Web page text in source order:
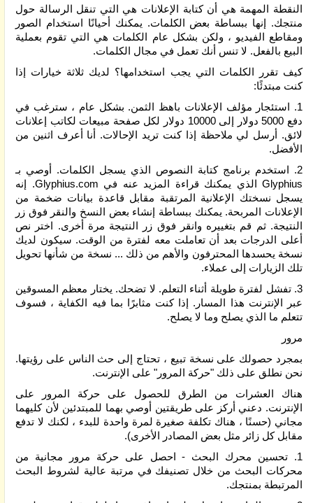
النقطة المهمة هي أن كتابة الإعلانات هي التي تنقل الرسالة حول
منتجك. إنها ببساطة بعض الكلمات. يمكنك أحيانًا استخدام الصور
ومقاطع الفيديو ، ولكن بشكل عام الكلمات هي التي تقوم بعملية
البيع بالفعل. لا تنس أنك تعمل في مجال الكلمات.
كيف تقرر الكلمات التي يجب استخدامها؟ لديك ثلاثة خيارات إذا
كنت مبتدئًا:
1. استئجار مؤلف الإعلانات باهظ الثمن. بشكل عام ، سترغب في
دفع 5000 دولار إلى 10000 دولار لكل صفحة مبيعات لكاتب إعلانات
لائق. أرسل لي ملاحظة إذا كنت تريد الإحالات. أنا أعرف اثنين من
الأفضل.
2. استخدم برنامج كتابة النصوص الذي يسجل الكلمات. أوصي بـ
Glyphius الذي يمكنك قراءة المزيد عنه في Glyphius.com. إنه
يسجل نسختك الإعلانية المرتقبة مقابل قاعدة بيانات ضخمة من
الإعلانات المربحة. يمكنك ببساطة إنشاء بعض النسخ والنقر فوق زر
النتيجة. ثم قم بتغييره وانقر فوق زر النتيجة مرة أخرى. اختر نص
أعلى الدرجات بعد أن تعاملت معه لفترة من الوقت. سيكون لديك
نسخة يحسدها المحترفون والأهم من ذلك ... نسخة من شأنها تحويل
تلك الزيارات إلى عملاء.
3. تفشل لفترة طويلة أثناء التعلم. لا تضحك. يختار معظم المسوقين
عبر الإنترنت هذا المسار. إذا كنت مثابرًا بما فيه الكفاية ، فسوف
تتعلم ما الذي يصلح وما لا يصلح.
مرور
بمجرد حصولك على نسخة تبيع ، تحتاج إلى حث الناس على رؤيتها.
نحن نطلق على ذلك "حركة المرور" على الإنترنت.
هناك العشرات من الطرق للحصول على حركة المرور على
الإنترنت. دعني أركز على طريقتين أوصي بهما للمبتدئين لأن كليهما
مجاني (حسنًا ، هناك تكلفة صغيرة لمرة واحدة للبدء ، لكنك لا تدفع
مقابل كل زائر مثل بعض المصادر الأخرى).
1. تحسين محرك البحث - احصل على حركة مرور مجانية من
محركات البحث من خلال تصنيفك في مرتبة عالية لشروط البحث
المرتبطة بمنتجك.